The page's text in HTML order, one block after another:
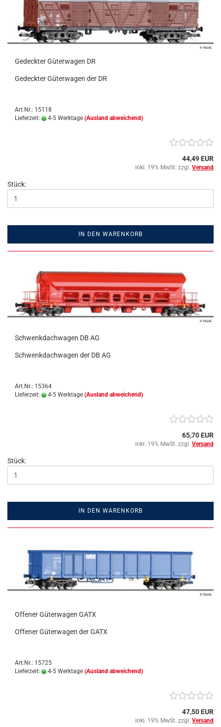
Gedeckter Güterwagen DR
Gedeckter Güterwagen der DR
Art.Nr.: 15118
Lieferzeit:
4-5 Werktage (Ausland abweichend)
44,49 EUR
inkl. 19% MwSt. zzgl. Versand
Stück:
IN DEN WARENKORB
Schwenkdachwagen DB AG
Schwenkdachwagen der DB AG
Art.Nr.: 15364
Lieferzeit:
4-5 Werktage (Ausland abweichend)
65,70 EUR
inkl. 19% MwSt. zzgl. Versand
Stück:
IN DEN WARENKORB
Offener Güterwagen GATX
Offener Güterwagen der GATX
Art.Nr.: 15725
Lieferzeit:
4-5 Werktage (Ausland abweichend)
47,50 EUR
inkl. 19% MwSt. zzgl. Versand